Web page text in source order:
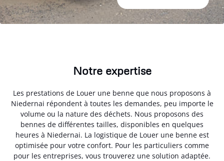
Notre expertise
Les prestations de Louer une benne que nous proposons à
Niedernai répondent à toutes les demandes, peu importe le
volume ou la nature des déchets. Nous proposons des
bennes de différentes tailles, disponibles en quelques
heures à Niedernai. La logistique de Louer une benne est
optimisée pour votre confort. Pour les particuliers comme
pour les entreprises, vous trouverez une solution adaptée.